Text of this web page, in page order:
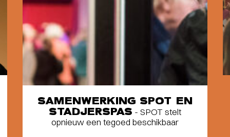
SAMENWERKING SPOT EN
STADJERSPAS - SPOT stelt
opnieuw een tegoed beschikbaar